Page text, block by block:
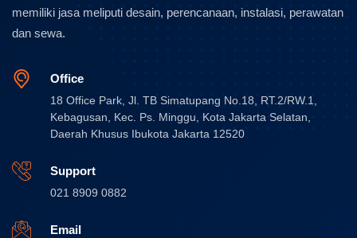
memiliki jasa meliputi desain, perencanaan, instalasi, perawatan
dan sewa.
Office
18 Office Park, Jl. TB Simatupang No.18, RT.2/RW.1,
Kebagusan, Kec. Ps. Minggu, Kota Jakarta Selatan,
Daerah Khusus Ibukota Jakarta 12520
Support
021 8909 0882
Email